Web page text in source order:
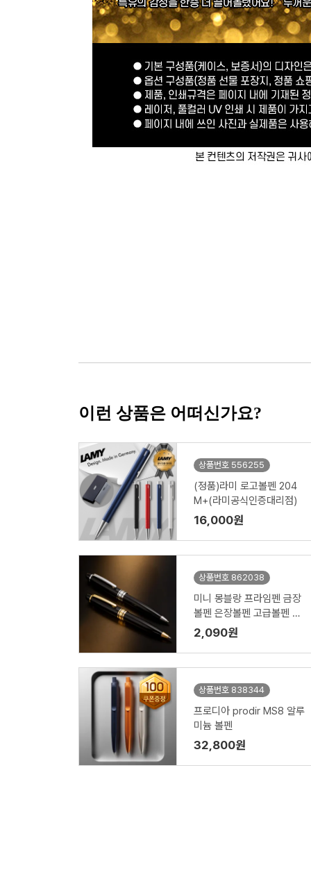
이런 상품은 어떠신가요?
상품번호 556255
(정품)라미 로고볼펜 204
M+(라미공식인증대리점)
16,000원
상품번호 862038
미니 몽블랑 프라임펜 금장
볼펜 은장볼펜 고급볼펜 볼
펜 케이스인쇄
2,090원
상품번호 838344
프로디아 prodir MS8 알루
미늄 볼펜
32,800원